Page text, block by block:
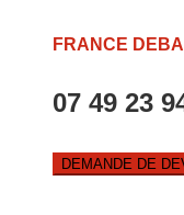
FRANCE
07 49 23
DEMANDE DE